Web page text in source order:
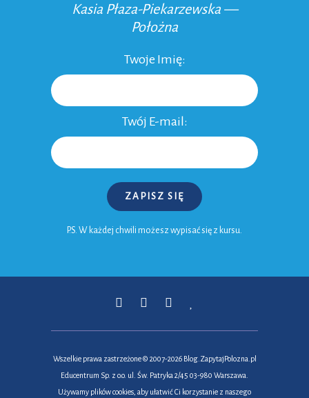
Kasia Płaza-Piekarzewska —
Położna
Twoje Imię:
Twój E-mail:
ZAPISZ SIĘ
P.S. W każdej chwili możesz wypisać się z kursu.
Wszelkie prawa zastrzeżone © 2007-2026 Blog.ZapytajPolozna.pl
Educentrum Sp. z o.o. ul. Św. Patryka 2/45 03-980 Warszawa.
Używamy plików cookies, aby ułatwić Ci korzystanie z naszego